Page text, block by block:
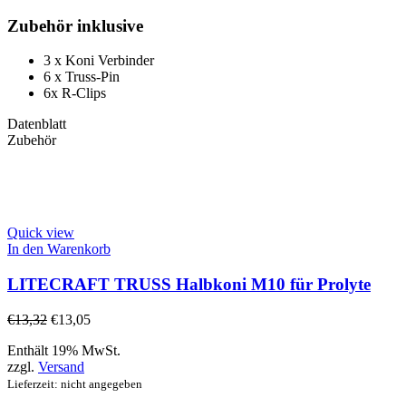
Zubehör inklusive
3 x Koni Verbinder
6 x Truss-Pin
6x R-Clips
Datenblatt
Zubehör
Quick view
In den Warenkorb
LITECRAFT TRUSS Halbkoni M10 für Prolyte
€13,32 €13,05
Enthält 19% MwSt.
zzgl. Versand
Lieferzeit: nicht angegeben